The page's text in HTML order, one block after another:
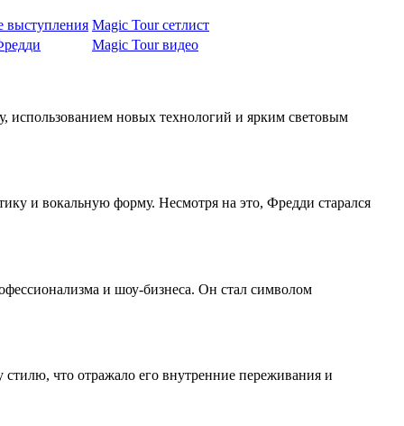
выступления Magic Tour сетлист
Magic Tour видео
использованием новых технологий и ярким световым
и вокальную форму. Несмотря на это, Фредди старался
и шоу-бизнеса. Он стал символом
что отражало его внутренние переживания и